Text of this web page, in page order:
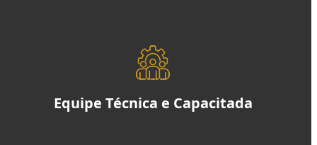
Equipe Técnica e Capacitada